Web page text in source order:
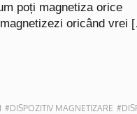
poți magnetiza orice
oricând vrei
#DISPOZITIV MAGNETIZARE